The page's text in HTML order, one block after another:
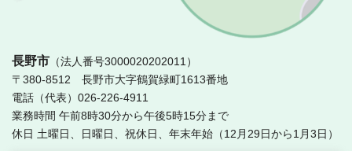
長野市 （法人番号3000020202011）
〒380-8512 長野市大字鶴賀緑町1613番地
電話（代表）026-226-4911
業務時間 午前8時30分から午後5時15分まで
休日 土曜日、日曜日、祝休日、年末年始（12月29日から1月3日）